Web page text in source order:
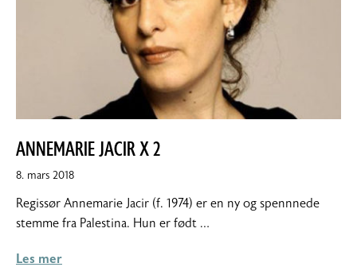
ANNEMARIE JACIR X 2
8. mars 20188.
2018
Regissør Annemarie Jacir (f. 1974) er en ny og spennnede
stemme fra Palestina. Hun er født …
Les mer